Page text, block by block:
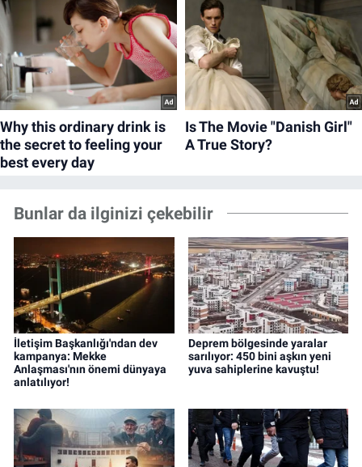
Bunlar da ilginizi çekebilir
İletişim Başkanlığı'ndan dev
kampanya: Mekke
Anlaşması'nın önemi dünyaya
anlatılıyor!
Deprem bölgesinde yaralar
sarılıyor: 450 bini aşkın yeni
yuva sahiplerine kavuştu!